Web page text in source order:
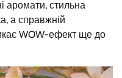
аромати, стильна
а справжній
WOW-ефект ще до